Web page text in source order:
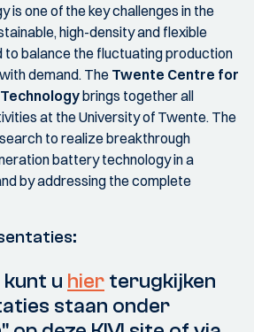
is one of the key challenges in the
high-density and flexible
balance the fluctuating production
demand. The Twente Centre for
brings together all
at the University of Twente. The
to realize breakthrough
battery technology in a
by addressing the complete
kunt u hier terugkijken
staan onder